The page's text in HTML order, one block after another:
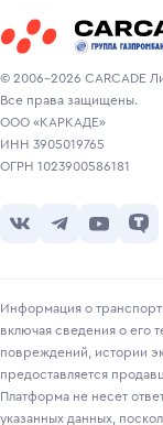
© 2006-2026 CARCADE
Все права защищены.
ООО «КАРКАДЕ»
ИНН 3905019765
ОГРН 1023900586181
Информация о
включая сведения о его
повреждений, истории
предоставляется
Платформа не несет
указанных данных,